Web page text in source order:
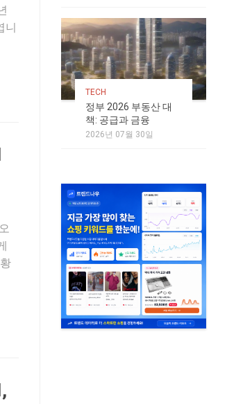
니
TECH
정부 2026 부동산 대
책: 공급과 금융
2026년 07월 30일